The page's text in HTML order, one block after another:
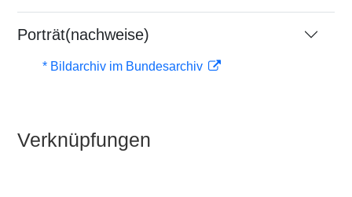
Porträt(nachweise)
* Bildarchiv im Bundesarchiv
Verknüpfungen